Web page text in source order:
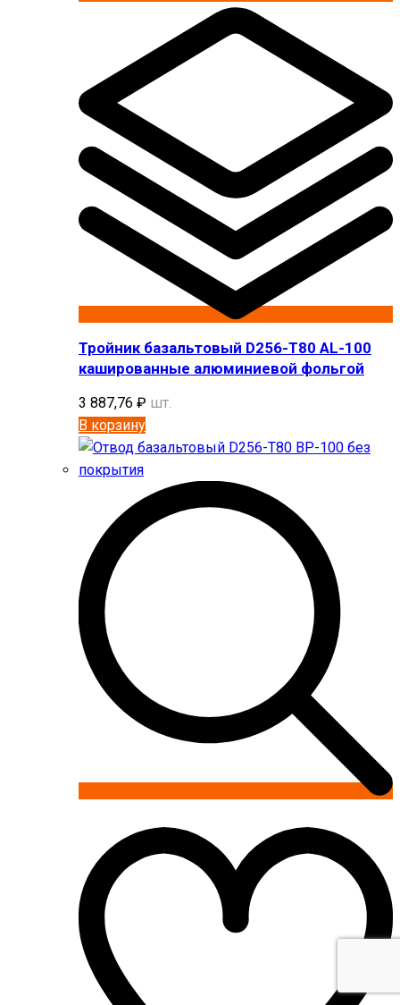
Тройник базальтовый D256-T80 AL-100
кашированные алюминиевой фольгой
3 887,76 ₽ шт.
В корзину